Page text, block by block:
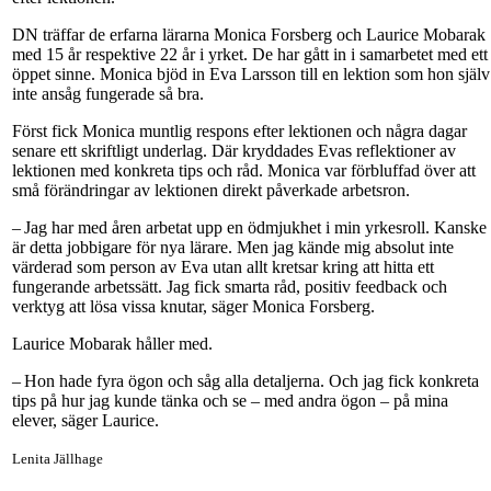
DN träffar de erfarna lärarna Monica Forsberg och Laurice Mobarak
med 15 år respektive 22 år i yrket. De har gått in i samarbetet med ett
öppet sinne. Monica bjöd in Eva Larsson till en lektion som hon själv
inte ansåg fungerade så bra.
Först fick Monica muntlig respons efter lektionen och några dagar
senare ett skriftligt underlag. Där kryddades Evas reflektioner av
lektionen med konkreta tips och råd. Monica var förbluffad över att
små förändringar av lektionen direkt påverkade arbetsron.
– Jag har med åren arbetat upp en ödmjukhet i min yrkesroll. Kanske
är detta jobbigare för nya lärare. Men jag kände mig absolut inte
värderad som person av Eva utan allt kretsar kring att hitta ett
fungerande arbetssätt. Jag fick smarta råd, positiv feedback och
verktyg att lösa vissa knutar, säger Monica Forsberg.
Laurice Mobarak håller med.
– Hon hade fyra ögon och såg alla detaljerna. Och jag fick konkreta
tips på hur jag kunde tänka och se – med andra ögon – på mina
elever, säger Laurice.
Lenita Jällhage